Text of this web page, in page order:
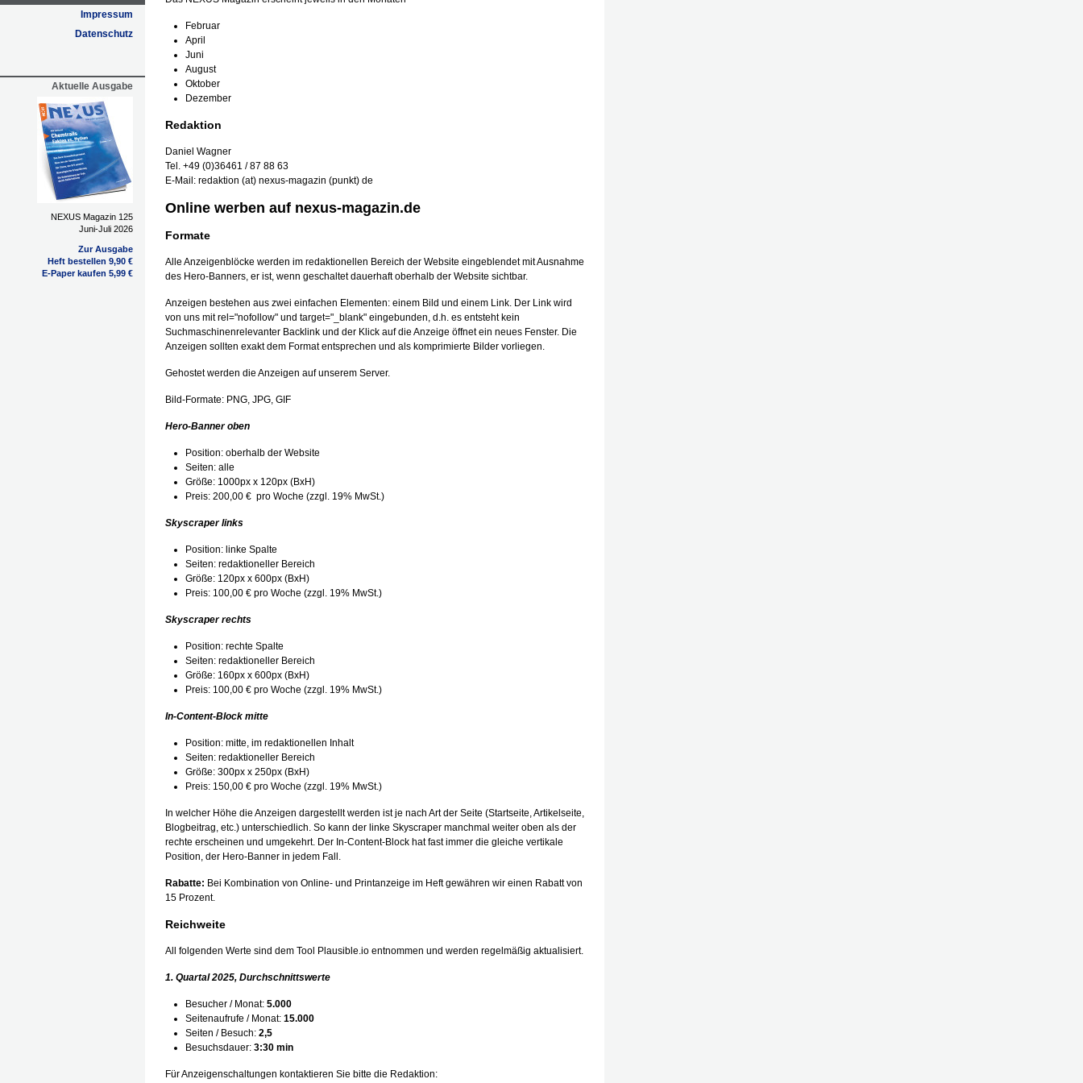
Impressum
Datenschutz
Aktuelle Ausgabe
NEXUS Magazin 125
Juni-Juli 2026
Zur Ausgabe
Heft bestellen 9,90 €
E-Paper kaufen 5,99 €
Februar
April
Juni
August
Oktober
Dezember
Redaktion
Daniel Wagner
Tel. +49 (0)36461 / 87 88 63
E-Mail: redaktion (at) nexus-magazin (punkt) de
Online werben auf nexus-magazin.de
Formate
Alle Anzeigenblöcke werden im redaktionellen Bereich der Website eingeblendet mit Ausnahme
des Hero-Banners, er ist, wenn geschaltet dauerhaft oberhalb der Website sichtbar.
Anzeigen bestehen aus zwei einfachen Elementen: einem Bild und einem Link. Der Link wird
von uns mit rel="nofollow" und target="_blank" eingebunden, d.h. es entsteht kein
Suchmaschinenrelevanter Backlink und der Klick auf die Anzeige öffnet ein neues Fenster. Die
Anzeigen sollten exakt dem Format entsprechen und als komprimierte Bilder vorliegen.
Gehostet werden die Anzeigen auf unserem Server.
Bild-Formate: PNG, JPG, GIF
Hero-Banner oben
Position: oberhalb der Website
Seiten: alle
Größe: 1000px x 120px (BxH)
Preis: 200,00 € pro Woche (zzgl. 19% MwSt.)
Skyscraper links
Position: linke Spalte
Seiten: redaktioneller Bereich
Größe: 120px x 600px (BxH)
Preis: 100,00 € pro Woche (zzgl. 19% MwSt.)
Skyscraper rechts
Position: rechte Spalte
Seiten: redaktioneller Bereich
Größe: 160px x 600px (BxH)
Preis: 100,00 € pro Woche (zzgl. 19% MwSt.)
In-Content-Block mitte
Position: mitte, im redaktionellen Inhalt
Seiten: redaktioneller Bereich
Größe: 300px x 250px (BxH)
Preis: 150,00 € pro Woche (zzgl. 19% MwSt.)
In welcher Höhe die Anzeigen dargestellt werden ist je nach Art der Seite (Startseite, Artikelseite,
Blogbeitrag, etc.) unterschiedlich. So kann der linke Skyscraper manchmal weiter oben als der
rechte erscheinen und umgekehrt. Der In-Content-Block hat fast immer die gleiche vertikale
Position, der Hero-Banner in jedem Fall.
Rabatte: Bei Kombination von Online- und Printanzeige im Heft gewähren wir einen Rabatt von
15 Prozent.
Reichweite
All folgenden Werte sind dem Tool Plausible.io entnommen und werden regelmäßig aktualisiert.
1. Quartal 2025, Durchschnittswerte
Besucher / Monat: 5.000
Seitenaufrufe / Monat: 15.000
Seiten / Besuch: 2,5
Besuchsdauer: 3:30 min
Für Anzeigenschaltungen kontaktieren Sie bitte die Redaktion: